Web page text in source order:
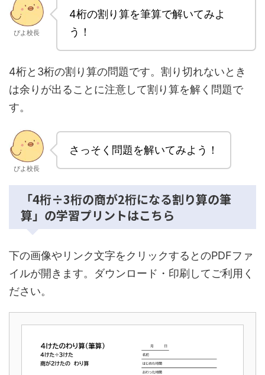
ぴよ校長
4桁の割り算を筆算で解いてみよ
う！
4桁と3桁の割り算の問題です。割り切れないとき
は余りが出ることに注意して割り算を解く問題で
す。
ぴよ校長
さっそく問題を解いてみよう！
「4桁÷3桁の商が2桁になる割り算の筆
算」の学習プリントはこちら
下の画像やリンク文字をクリックするとのPDFファ
イルが開きます。ダウンロード・印刷してご利用く
ださい。